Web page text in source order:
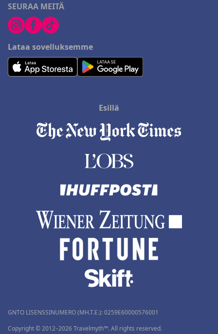
SEURAA MEITÄ
Lataa sovelluksemme
Esillä
GNTO LISENSSINUMERO (MH.T.E.): 0259Ε60000576001
Copyright © 2012–2026 Travelmyth™. All rights reserved.